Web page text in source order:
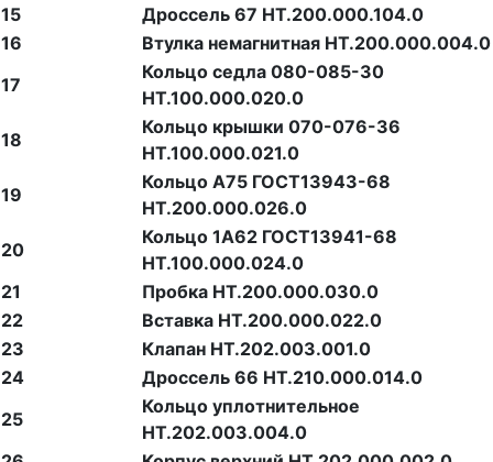
15
Дроссель 67 НТ.200.000.104.0
16
Втулка немагнитная НТ.200.000.004.0
17
Кольцо седла 080-085-30
НТ.100.000.020.0
18
Кольцо крышки 070-076-36
НТ.100.000.021.0
19
Кольцо А75 ГОСТ13943-68
НТ.200.000.026.0
20
Кольцо 1А62 ГОСТ13941-68
НТ.100.000.024.0
21
Пробка НТ.200.000.030.0
22
Вставка НТ.200.000.022.0
23
Клапан НТ.202.003.001.0
24
Дроссель 66 НТ.210.000.014.0
25
Кольцо уплотнительное
НТ.202.003.004.0